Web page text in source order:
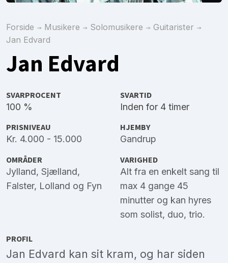
Forside Musikere Solomusikere
Guitarister
Jan Edvard
Jan Edvard
SVARPROCENT
100 %
SVARTID
Inden for 4 timer
PRISNIVEAU
Kr. 4.000 - 15.000
HJEMBY
Gandrup
OMRÅDER
Jylland, Sjælland,
Falster, Lolland og Fyn
VARIGHED
Alt fra en enkelt sang til
max 4 gange 45
minutter og kan hyres
som solist, duo, trio.
PROFIL
Jan Edvard kan sit kram, og har siden